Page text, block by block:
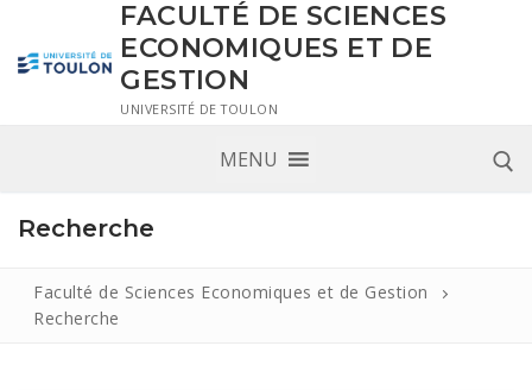
FACULTÉ DE SCIENCES
ECONOMIQUES ET DE
GESTION
UNIVERSITÉ DE TOULON
MENU
Recherche
Faculté de Sciences Economiques et de Gestion
Recherche